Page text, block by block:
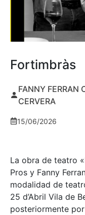
Fortimbràs
FANNY FERRAN
CERVERA
15/06/2026
La obra de teatro «
Pros y Fanny
modalidad de
25 d’Abril Vila de
posteriormente